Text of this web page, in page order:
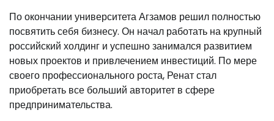
По окончании университета Агзамов решил полностью
посвятить себя бизнесу. Он начал работать на крупный
российский холдинг и успешно занимался развитием
новых проектов и привлечением инвестиций. По мере
своего профессионального роста, Ренат стал
приобретать все больший авторитет в сфере
предпринимательства.